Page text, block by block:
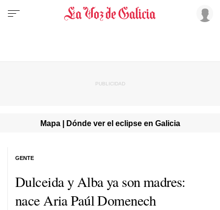
Mapa | Dónde ver el eclipse en Galicia
Dulceida y Alba ya son madres:
nace Aria Paúl Domenech
GENTE